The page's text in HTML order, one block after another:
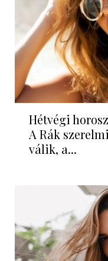
Hétvégi
A Rák
válik, a...